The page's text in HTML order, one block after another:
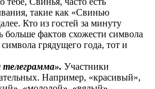
такие как «Свинью
Кто из гостей за минуту
больше фактов схожести символа
грядущего года, тот и
Участники
Например, «красивый»,